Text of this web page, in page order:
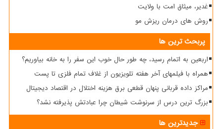
غدیر، میثاق امت با ولایت
روش های درمان ریزش مو
پربحث ترین ها
اربعین به اتمام رسید، چه طور حال خوب این سفر را به خانه بیاوریم؟
همراه با فیلمهای آخر هفته تلویزیون از غلاف تمام فلزی تا پست
مراکز داده قربانی پنهان قطعی برق هزینه اختلال در اقتصاد دیجیتال
بزرگ ترین درس از سرنوشت شیطان چرا عبادتش پذیرفته نشد؟
جدیدترین ها